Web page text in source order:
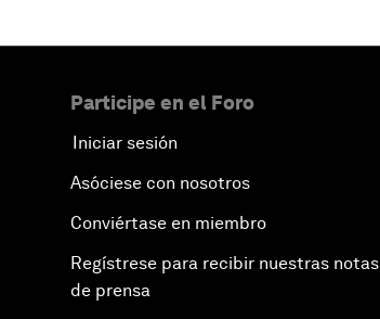
Participe en el Foro
Iniciar sesión
Asóciese con nosotros
Conviértase en miembro
Regístrese para recibir nuestras notas
de prensa